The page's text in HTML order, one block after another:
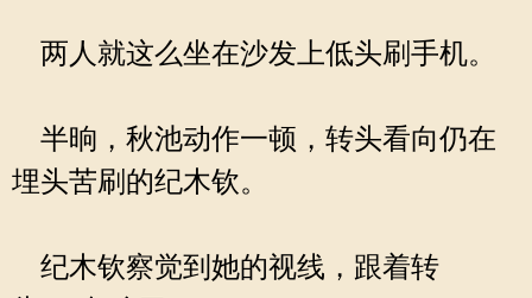
两人就这么坐在沙发上低头刷手机。
半晌，秋池动作一顿，转头看向仍在
埋头苦刷的纪木钦。
纪木钦察觉到她的视线，跟着转